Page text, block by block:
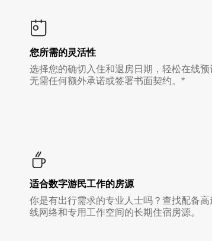
您所需的灵活性
选择您的确切入住和退房日期，轻松在线预
无需任何额外承诺或签署书面契约。*
适合数字游民工作的房源
你是有出行需求的专业人士吗？查找配备高
线网络和专用工作空间的长期住宿房源。